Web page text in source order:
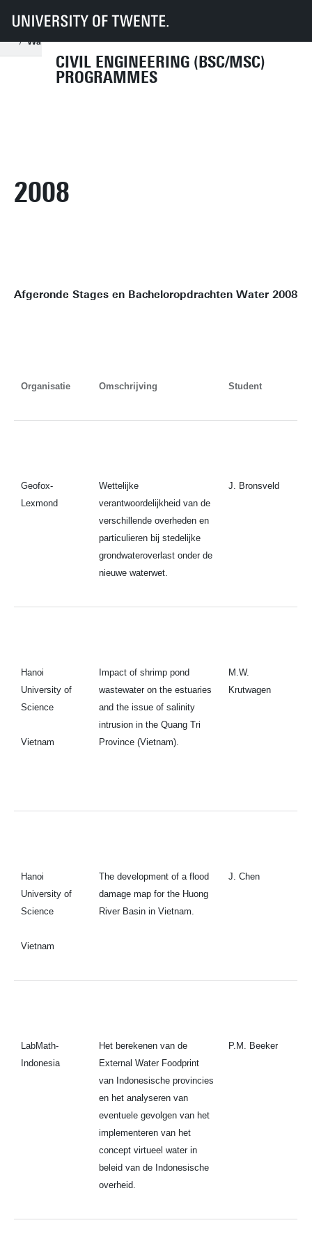
CIVIL ENGINEERING (BSC/MSC)
PROGRAMMES
UT Education Student info Programmes
Bachelor CE
Bachelor Thesis
Water
2008
2008
Afgeronde Stages en Bacheloropdrachten Water 2008
Organisatie Omschrijving Student
Geofox-
Lexmond
Wettelijke
verantwoordelijkheid van de
verschillende overheden en
particulieren bij stedelijke
grondwateroverlast onder de
nieuwe waterwet.
J. Bronsveld
Hanoi
University of
Science
Vietnam
Impact of shrimp pond
wastewater on the estuaries
and the issue of salinity
intrusion in the Quang Tri
Province (Vietnam).
M.W.
Krutwagen
Hanoi
University of
Science
Vietnam
The development of a flood
damage map for the Huong
River Basin in Vietnam.
J. Chen
LabMath-
Indonesia
Het berekenen van de
External Water Foodprint
van Indonesische provincies
en het analyseren van
eventuele gevolgen van het
implementeren van het
concept virtueel water in
beleid van de Indonesische
overheid.
P.M. Beeker